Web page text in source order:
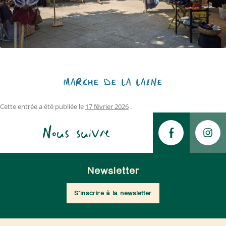
MARCHÉ DE LA LAINE
Cette entrée a été publiée le 17 février 2026 .
Nous suivre
Newsletter
S'inscrire à la newsletter